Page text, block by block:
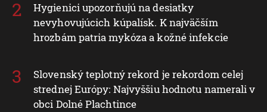
Hygienici upozorňujú na desiatky
nevyhovujúcich kúpalísk. K najväčším
hrozbám patria mykóza a kožné infekcie
Slovenský teplotný rekord je rekordom celej
strednej Európy: Najvyššiu hodnotu namerali v
obci Dolné Plachtince